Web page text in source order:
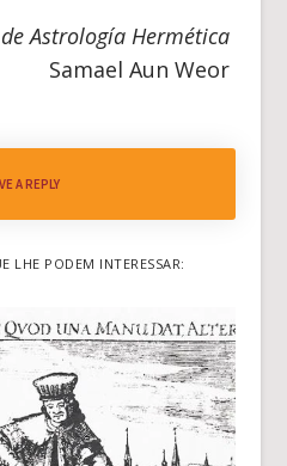
Astrología Hermética
Samael Aun Weor
A REPLY
LHE PODEM INTERESSAR: